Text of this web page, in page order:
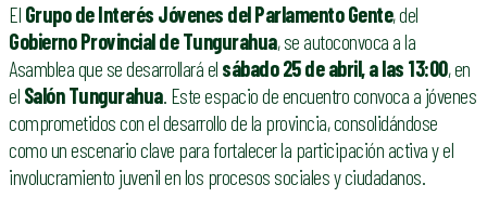
El Grupo de Interés Jóvenes del Parlamento Gente, del
Gobierno Provincial de Tungurahua, se autoconvoca a la
Asamblea que se desarrollará el sábado 25 de abril, a las 13:00, en
el Salón Tungurahua. Este espacio de encuentro convoca a jóvenes
comprometidos con el desarrollo de la provincia, consolidándose
como un escenario clave para fortalecer la participación activa y el
involucramiento juvenil en los procesos sociales y ciudadanos.